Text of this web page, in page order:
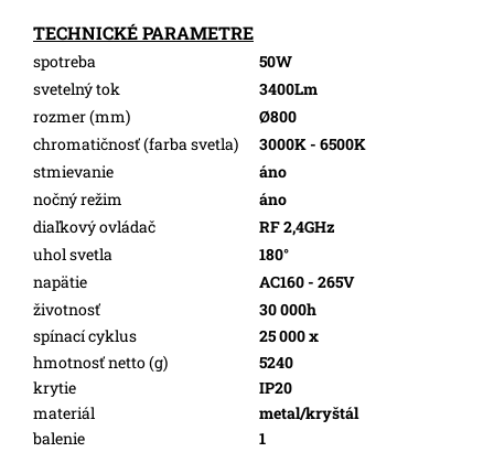
TECHNICKÉ PARAMETRE
spotreba
50W
svetelný tok
3400Lm
rozmer (mm)
Ø800
chromatičnosť (farba svetla)
3000K - 6500K
stmievanie
áno
nočný režim
áno
diaľkový ovládač
RF 2,4GHz
uhol svetla
180°
napätie
AC160 - 265V
životnosť
30 000h
spínací cyklus
25 000 x
hmotnosť netto (g)
5240
krytie
IP20
materiál
metal/kryštál
balenie
1